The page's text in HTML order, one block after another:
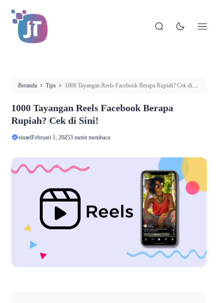
Beranda Tips
1000 Tayangan Reels Facebook Berapa Rupiah? Cek di
1000 Tayangan Reels Facebook Berapa
Rupiah? Cek di Sini!
einzelFebruari 1, 20253 menit membaca